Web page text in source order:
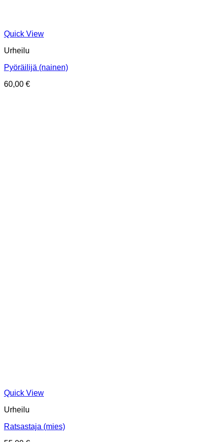
Quick View
Urheilu
Pyöräilijä (nainen)
60,00 €
Quick View
Urheilu
Ratsastaja (mies)